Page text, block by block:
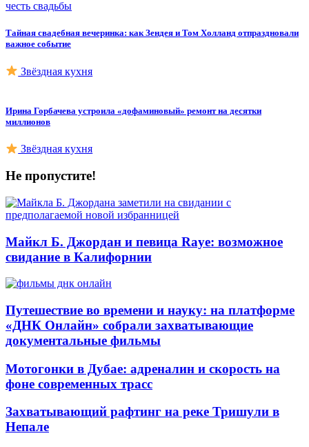
Тайная свадебная вечеринка: как Зендея и Том Холланд отпраздновали
важное событие
Звёздная кухня
Ирина Горбачева устроила «дофаминовый» ремонт на десятки
миллионов
Звёздная кухня
Не пропустите!
Майкл Б. Джордан и певица Raye: возможное
свидание в Калифорнии
Путешествие во времени и науку: на платформе
«ДНК Онлайн» собрали захватывающие
документальные фильмы
Мотогонки в Дубае: адреналин и скорость на
фоне современных трасс
Захватывающий рафтинг на реке Тришули в
Непале